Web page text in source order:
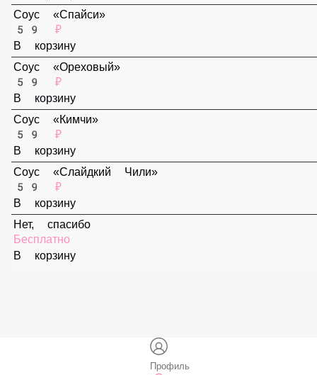
В корзину
Соус «Спайси»
59 ₽
В корзину
Соус «Ореховый»
59 ₽
В корзину
Соус «Кимчи»
59 ₽
Соус «Слайдкий Чили»
59 ₽
В корзину